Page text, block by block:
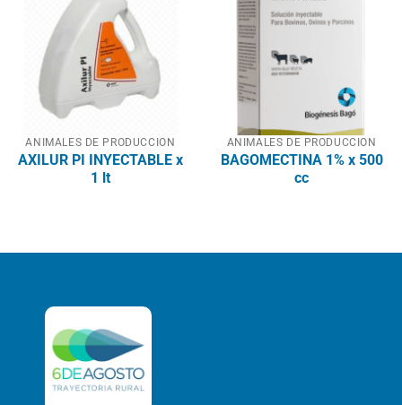
ANIMALES DE PRODUCCION
AXILUR PI INYECTABLE x
1 lt
ANIMALES DE PRODUCCION
BAGOMECTINA 1% x 500
cc